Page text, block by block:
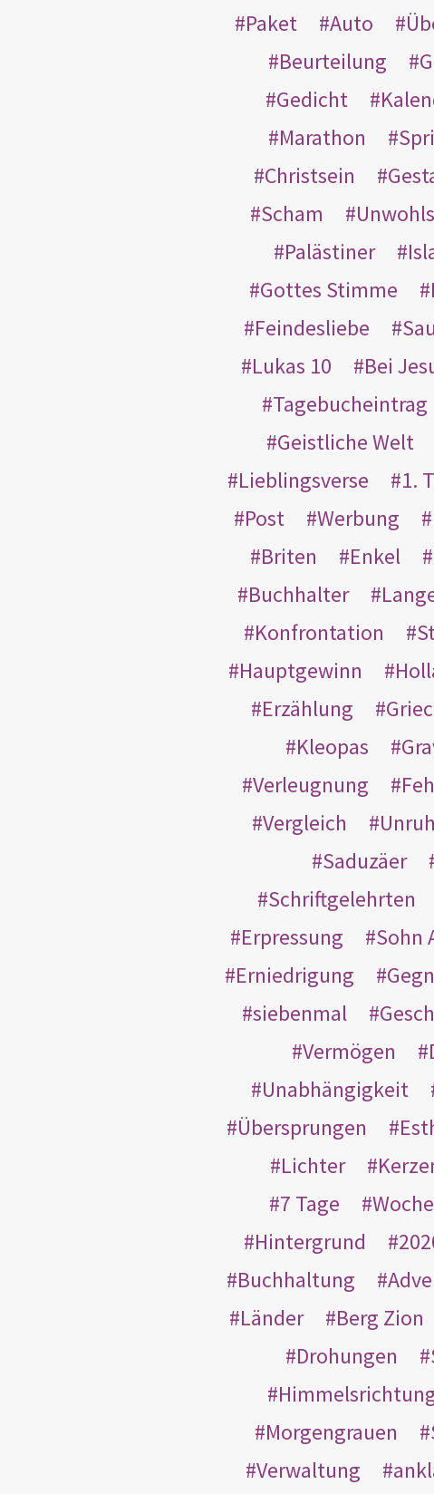
Paket
Auto
Beurteilung
Gedicht
Marathon
Christsein
Scham
Palästiner
Gottes Stimme
Feindesliebe
Lukas 10
Bei
Tagebucheintrag
Geistliche Welt
Lieblingsverse
1.
Post
Werbung
Briten
Enkel
Buchhalter
Konfrontation
Hauptgewinn
Erzählung
Kleopas
Verleugnung
Vergleich
Saduzäer
Schriftgelehrten
Erpressung
Sohn
Erniedrigung
siebenmal
Vermögen
Unabhängigkeit
Übersprungen
Lichter
7 Tage
Woche
Hintergrund
Buchhaltung
Länder
Berg Zion
Drohungen
Morgengrauen
Verwaltung